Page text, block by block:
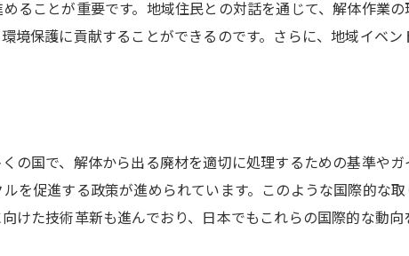
廃材を資源に変える技術革新
革新的アプローチで未来を守る
解体作業の新たな視点廃材処理で築く持続可能な社会
持続可能な社会を目指す解体の役割
ることが重要です。地域住民との対話を通じて、解体作業
境保護に貢献することができるのです。さらに、地域イベ
の国で、解体から出る廃材を適切に処理するための基準や
を促進する政策が進められています。このような国際的な
けた技術革新も進んでおり、日本でもこれらの国際的な動